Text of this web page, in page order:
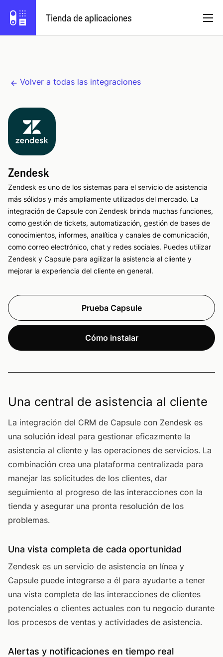
Tienda de aplicaciones
Iniciar sesión
Volver a todas las integraciones
Zendesk
Zendesk es uno de los sistemas para el servicio de asistencia
más sólidos y más ampliamente utilizados del mercado. La
integración de Capsule con Zendesk brinda muchas funciones,
como gestión de tickets, automatización, gestión de bases de
conocimientos, informes, analítica y canales de comunicación,
como correo electrónico, chat y redes sociales. Puedes utilizar
Zendesk y Capsule para agilizar la asistencia al cliente y
mejorar la experiencia del cliente en general.
Prueba Capsule
Cómo instalar
Una central de asistencia al cliente
La integración del CRM de Capsule con Zendesk es
una solución ideal para gestionar eficazmente la
asistencia al cliente y las operaciones de servicios. La
combinación crea una plataforma centralizada para
manejar las solicitudes de los clientes, dar
seguimiento al progreso de las interacciones con la
tienda y asegurar una pronta resolución de los
problemas.
Una vista completa de cada oportunidad
Zendesk es un servicio de asistencia en línea y
Capsule puede integrarse a él para ayudarte a tener
una vista completa de las interacciones de clientes
potenciales o clientes actuales con tu negocio durante
los procesos de ventas y actividades de asistencia.
Alertas y notificaciones en tiempo real